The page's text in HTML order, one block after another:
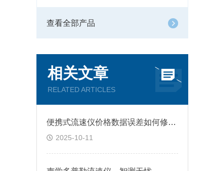
查看全部产品
相关文章
RELATED ARTICLES
便携式流速仪价格数据误差如何修正？
2025-10-11